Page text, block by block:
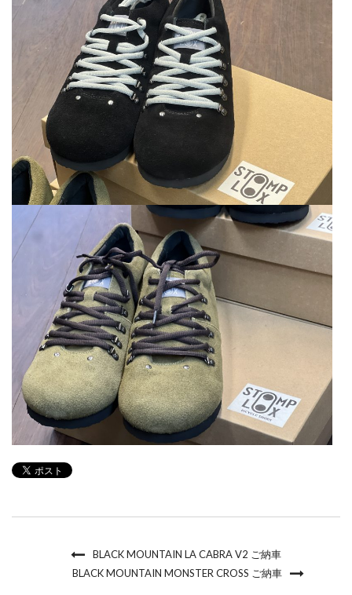
BLACK MOUNTAIN LA CABRA V2 ご納車
BLACK MOUNTAIN MONSTER CROSS ご納車